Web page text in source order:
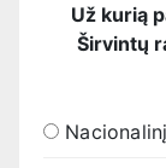
Už kurią
Širvintų